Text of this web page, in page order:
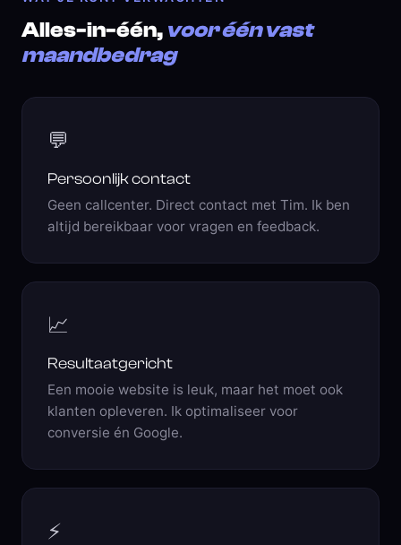
Alles-in-één, voor één vast
maandbedrag
💬
Persoonlijk contact
Geen callcenter. Direct contact met Tim. Ik ben
altijd bereikbaar voor vragen en feedback.
📈
Resultaatgericht
Een mooie website is leuk, maar het moet ook
klanten opleveren. Ik optimaliseer voor
conversie én Google.
⚡